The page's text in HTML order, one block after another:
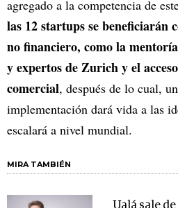
agregado a la competencia de
las 12 startups se beneficiarán
no financiero, como la
y expertos de Zurich y el
comercial, después de lo cual,
implementación dará vida a las
escalará a nivel mundial.
MIRA TAMBIÉN